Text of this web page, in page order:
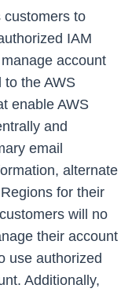
customers to
IAM
account
to the AWS
enable AWS
and
email
alternate
for their
will no
their account
use authorized
Additionally,